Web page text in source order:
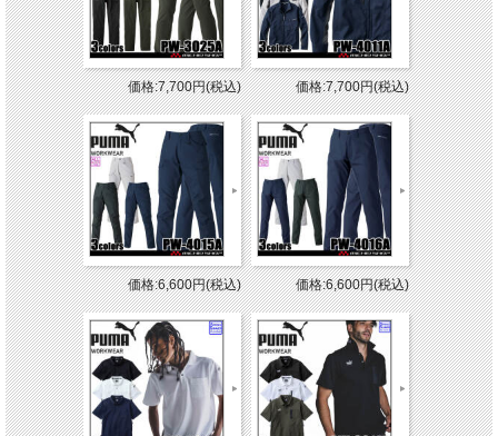
価格:7,700円(税込) 価格:7,700円(税込)
価格:6,600円(税込) 価格:6,600円(税込)